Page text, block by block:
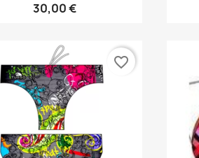
30,00 €
favorite_border